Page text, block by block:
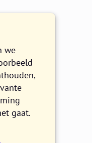
we
gaat.